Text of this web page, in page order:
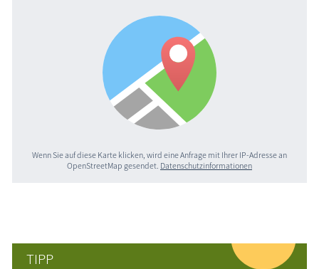
Wenn Sie auf diese Karte klicken, wird eine Anfrage mit Ihrer IP-Adresse an
OpenStreetMap gesendet. Datenschutzinformationen
TIPP